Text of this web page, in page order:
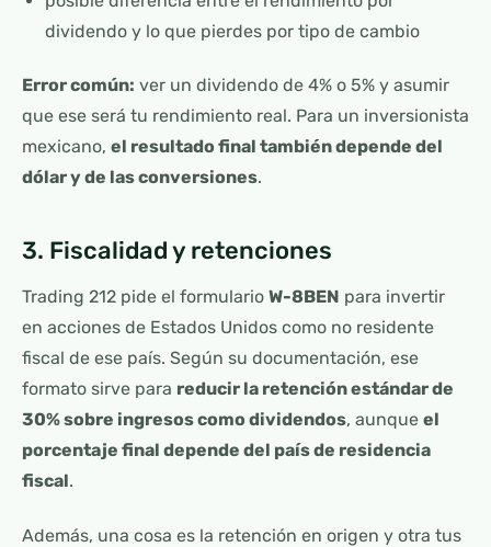
dividendo y lo que pierdes por tipo de cambio
Error común: ver un dividendo de 4% o 5% y asumir
que ese será tu rendimiento real. Para un inversionista
mexicano, el resultado final también depende del
dólar y de las conversiones.
3. Fiscalidad y retenciones
Trading 212 pide el formulario W-8BEN para invertir
en acciones de Estados Unidos como no residente
fiscal de ese país. Según su documentación, ese
formato sirve para reducir la retención estándar de
30% sobre ingresos como dividendos, aunque el
porcentaje final depende del país de residencia
fiscal.
Además, una cosa es la retención en origen y otra tus